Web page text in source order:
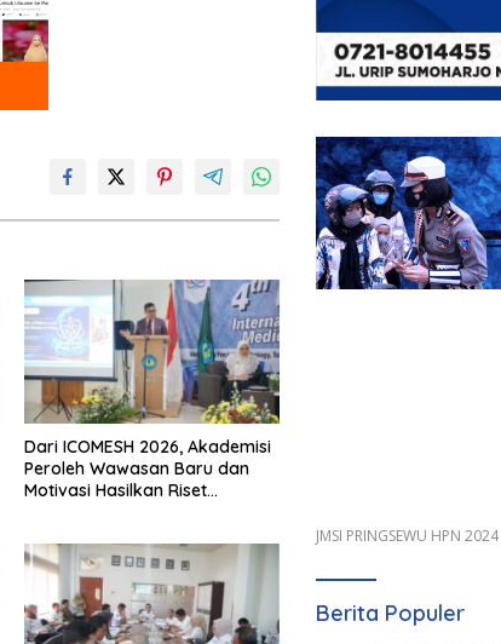
Dari ICOMESH 2026, Akademisi
Peroleh Wawasan Baru dan
Motivasi Hasilkan Riset
JMSI PRINGSEWU HPN 2024
Berita Populer